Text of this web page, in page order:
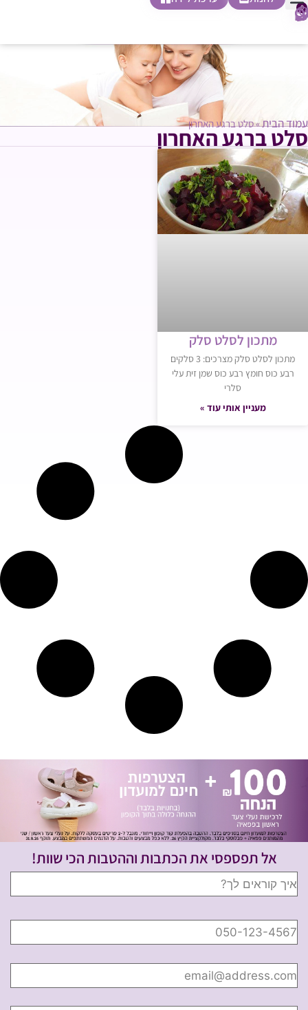
0
עמוד הבית»סלט ברגע האחרון
סלט ברגע האחרון
מתכון לסלט סלק
מתכון לסלט סלק מצרכים: 3 סלקים
רבע כוס חומץ רבע כוס שמן זית עלי
סלרי
מעניין אותי עוד »
אל תפספסי את הכתבות וההטבות הכי שוות!